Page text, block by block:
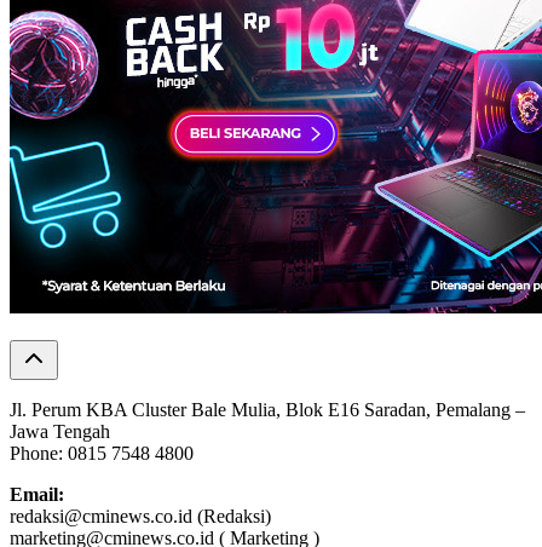
Jl. Perum KBA Cluster Bale Mulia, Blok E16 Saradan, Pemalang –
Jawa Tengah
Phone: 0815 7548 4800
Email:
redaksi@cminews.co.id (Redaksi)
marketing@cminews.co.id ( Marketing )